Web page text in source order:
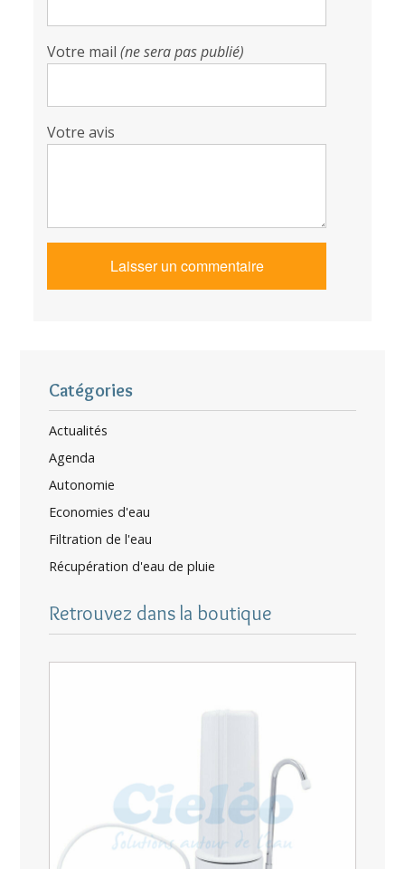
Votre mail(ne sera pas publié)
Votre avis
Catégories
Actualités
Agenda
Autonomie
Economies d'eau
Filtration de l'eau
Récupération d'eau de pluie
Retrouvez dans la boutique